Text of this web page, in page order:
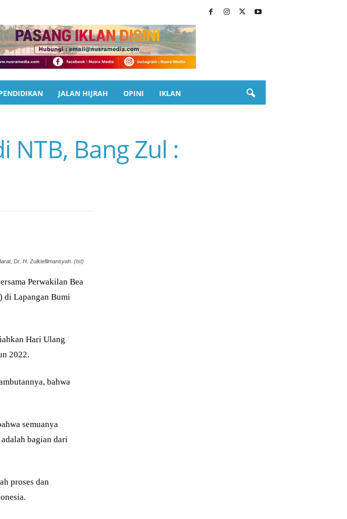
JALAN HIJRAH OPINI IKLAN
NTB, Bang Zul :
Dr. H. Zulkieflimansyah. (Ist)
Perwakilan Bea
di Lapangan Bumi
Hari Ulang
2022.
bahwa
semuanya
bagian dari
proses dan